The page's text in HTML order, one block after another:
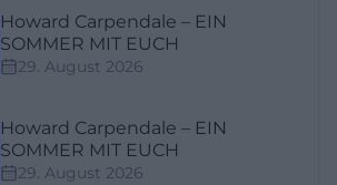
Howard Carpendale – EIN
SOMMER MIT EUCH
29. August 2026
Howard Carpendale – EIN
SOMMER MIT EUCH
29. August 2026